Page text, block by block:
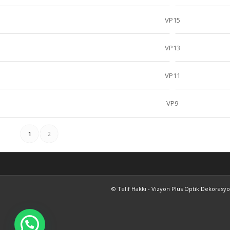
VP15
VP13
VP11
VP9
1 2
© Telif Hakkı - Vizyon Plus Optik